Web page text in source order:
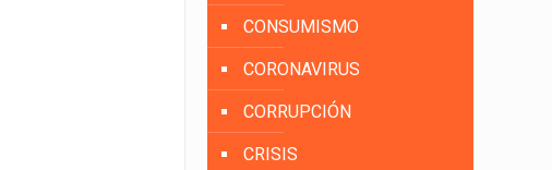
CONSUMISMO
CORONAVIRUS
CORRUPCIÓN
CRISIS